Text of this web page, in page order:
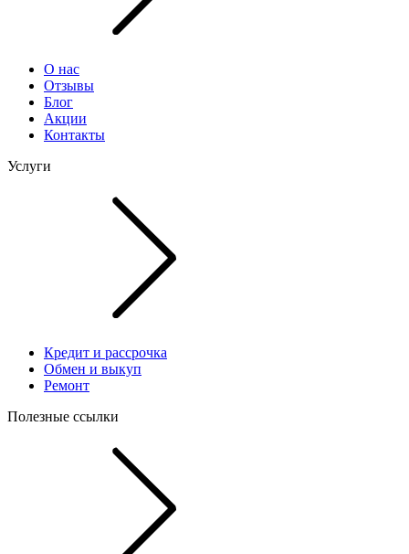
О нас
Отзывы
Блог
Акции
Контакты
Услуги
Кредит и рассрочка
Обмен и выкуп
Ремонт
Полезные ссылки